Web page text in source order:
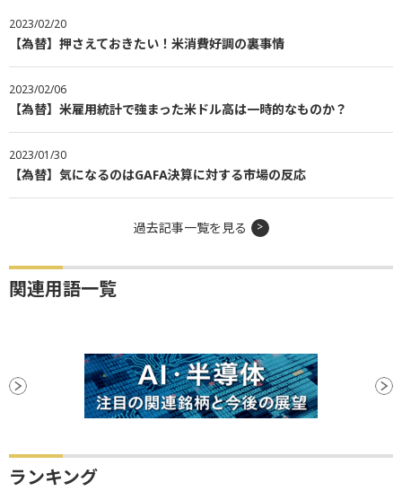
2023/02/20
【為替】押さえておきたい！米消費好調の裏事情
2023/02/06
【為替】米雇用統計で強まった米ドル高は一時的なものか？
2023/01/30
【為替】気になるのはGAFA決算に対する市場の反応
過去記事一覧を見る
関連用語一覧
ランキング